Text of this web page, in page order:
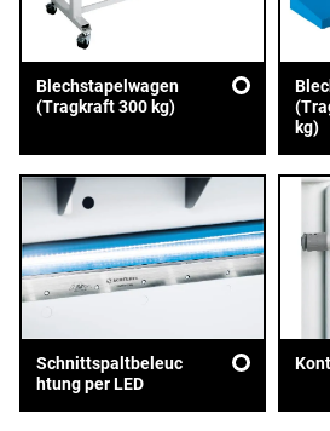
Blechstapelwagen
(Tragkraft 300 kg)
kg)
Schnittspaltbeleuc
htung per LED